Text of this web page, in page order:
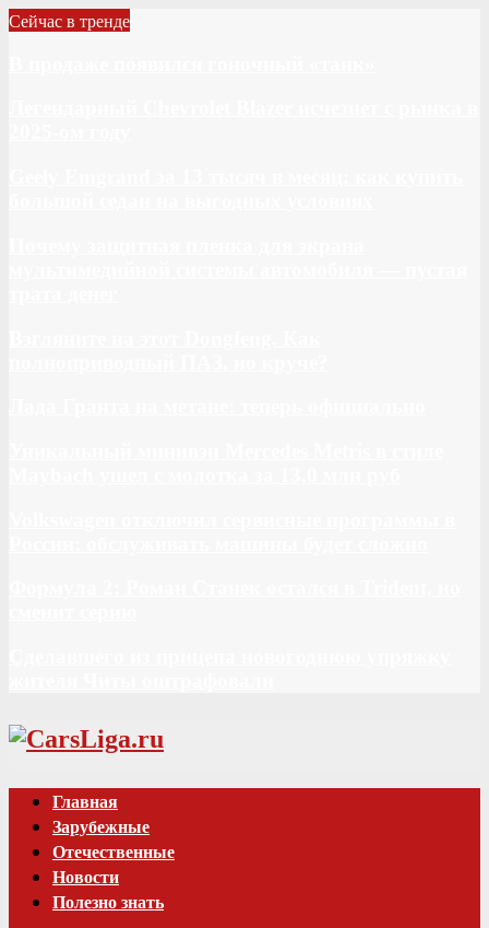
Сейчас в тренде
Vk
Главная
Зарубежные
Отечественные
Новости
Полезно знать